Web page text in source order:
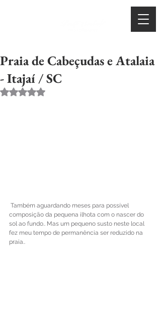
Praia de Cabeçudas e Atalaia
- Itajaí / SC
Avaliado com NaN de 5 estrelas.
composição da pequena ilhota com o nascer do
sol ao fundo.. Mas um pequeno susto neste local
fez meu tempo de permanência ser reduzido na
praia..